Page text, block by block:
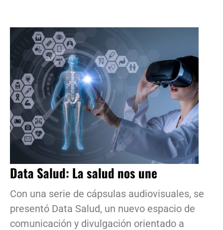
Data Salud: La salud nos une
Con una serie de cápsulas audiovisuales, se
presentó Data Salud, un nuevo espacio de
comunicación y divulgación orientado a